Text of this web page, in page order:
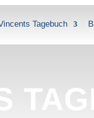
Tagebuch